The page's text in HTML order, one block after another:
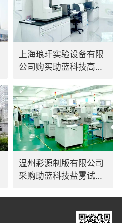
上海琅玕实验设备有限
公司购买助蓝科技高低
温州彩源制版有限公司
采购助蓝科技盐雾试验